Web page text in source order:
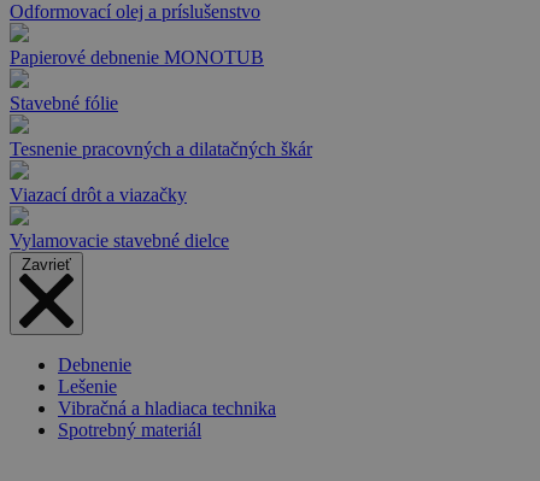
Odformovací olej a príslušenstvo
Papierové debnenie MONOTUB
Stavebné fólie
Tesnenie pracovných a dilatačných škár
Viazací drôt a viazačky
Vylamovacie stavebné dielce
Debnenie
Lešenie
Vibračná a hladiaca technika
Spotrebný materiál